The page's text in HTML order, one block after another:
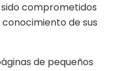
sido comprometidos
de sus
de pequeños